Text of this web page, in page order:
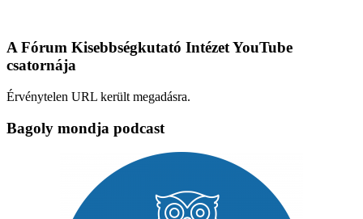
A Fórum Kisebbségkutató Intézet YouTube
csatornája
Érvénytelen URL került megadásra.
Bagoly mondja podcast